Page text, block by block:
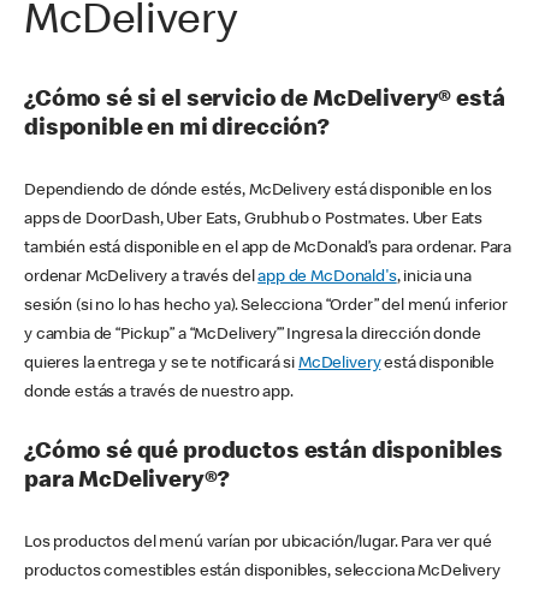
McDelivery
¿Cómo sé si el servicio de McDelivery® está
disponible en mi dirección?
Dependiendo de dónde estés, McDelivery está disponible en los
apps de DoorDash, Uber Eats, Grubhub o Postmates. Uber Eats
también está disponible en el app de McDonald’s para ordenar. Para
ordenar McDelivery a través delapp de McDonald's, inicia una
sesión (si no lo has hecho ya). Selecciona “Order” del menú inferior
y cambia de “Pickup” a “McDelivery’” Ingresa la dirección donde
quieres la entrega y se te notificará si McDeliveryestá disponible
donde estás a través de nuestro app.
¿Cómo sé qué productos están disponibles
para McDelivery®?
Los productos del menú varían por ubicación/lugar. Para ver qué
productos comestibles están disponibles, selecciona McDelivery